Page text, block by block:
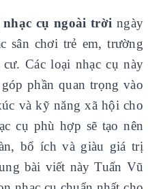
nhạc cụ ngoài trời ngày
sân chơi trẻ em, trường
Các loại nhạc cụ này
phần quan trọng vào
và kỹ năng xã hội cho
cụ phù hợp sẽ tạo nên
bổ ích và giàu giá trị
bài viết này Tuấn Vũ